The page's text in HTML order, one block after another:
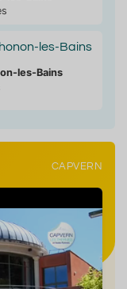
les-Bains
les-Bains
CAPVERN